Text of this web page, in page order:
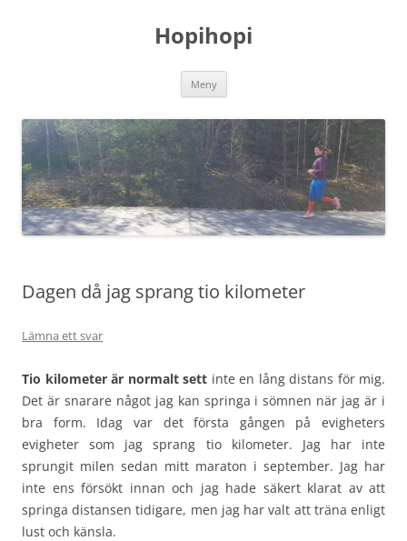
Hopihopi
Meny
Dagen då jag sprang tio kilometer
Lämna ett svar
Tio kilometer är normalt sett inte en lång distans för mig.
Det är snarare något jag kan springa i sömnen när jag är i
bra form. Idag var det första gången på evigheters
evigheter som jag sprang tio kilometer. Jag har inte
sprungit milen sedan mitt maraton i september. Jag har
inte ens försökt innan och jag hade säkert klarat av att
springa distansen tidigare, men jag har valt att träna enligt
lust och känsla.